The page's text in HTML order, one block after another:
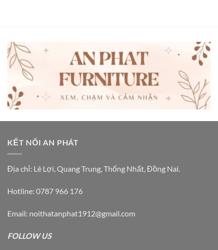
KẾT NỐI AN PHÁT
Địa chỉ: Lê Lợi, Quang Trung, Thống Nhất, Đồng Nai.
Hotline: 0787 966 176
Email: noithatanphat1912@gmail.com
FOLLOW US